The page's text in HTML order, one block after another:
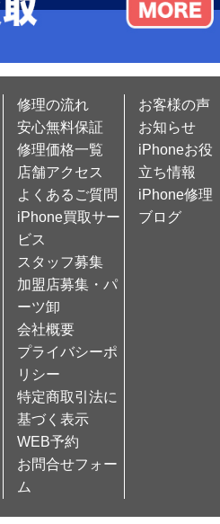
修理の流れ
安心無料保証
修理価格一覧
店舗アクセス
よくあるご質問
iPhone買取サー
ビス
スタッフ募集
加盟店募集・パ
ーツ卸
会社概要
プライバシーポ
リシー
特定商取引法に
基づく表示
WEB予約
お問合せフォー
ム
お客様の声
お知らせ
iPhoneお役
立ち情報
iPhone修理
ブログ